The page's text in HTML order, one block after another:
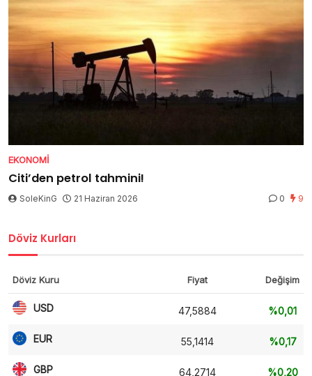
EKONOMI
Citi’den petrol tahmini!
SoleKinG 21 Haziran 2026 0 9
Döviz Kurları
Döviz Kuru Fiyat Değişim
USD 47,5884 %0,01
EUR 55,1414 %0,17
GBP 64,2714 %0,20